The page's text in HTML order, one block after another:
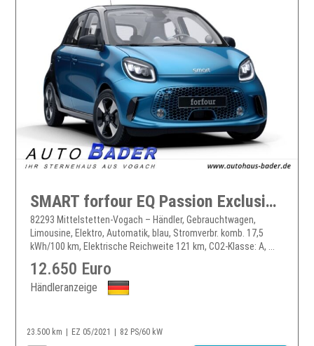
SMART forfour EQ Passion Exclusive 22kW Kamera LED
82293 Mittelstetten-Vogach – Händler, Gebrauchtwagen,
Limousine, Elektro, Automatik, blau, Stromverbr. komb. 17,5
kWh/100 km, Elektrische Reichweite 121 km, CO2-Klasse: A, ...
12.650 Euro
Händleranzeige
23.500 km EZ 05/2021 82 PS/60 kW